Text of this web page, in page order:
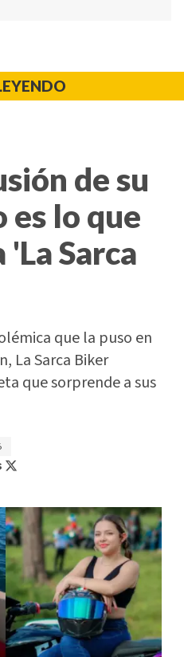
de su
es lo que
Sarca
que la puso en
La Sarca Biker
que sorprende a sus